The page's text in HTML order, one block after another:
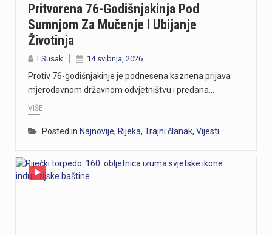
Pritvorena 76-Godišnjakinja Pod
Sumnjom Za Mučenje I Ubijanje
Životinja
LSusak 14 svibnja, 2026
Protiv 76-godišnjakinje je podnesena kaznena prijava
mjerodavnom državnom odvjetništvu i predana…
VIŠE
Posted in Najnovije, Rijeka, Trajni članak, Vijesti